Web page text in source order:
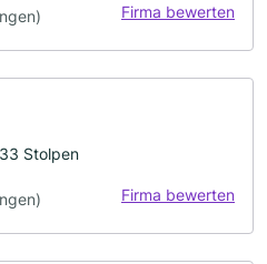
Firma bewerten
Stolpen
Firma bewerten